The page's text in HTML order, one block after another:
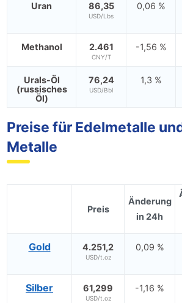
Uran 86,35
USD/Lbs
0,06 %
Methanol 2.461
CNY/T
-1,56 %
Urals-Öl
(russisches
Öl)
76,24
USD/Bbl
1,3 %
Preise für Edelmetalle
Metalle
Preis
Änderung
in 24h
Gold 4.251,2
USD/t.oz
0,09 %
Silber 61,299
USD/t.oz
-1,16 %